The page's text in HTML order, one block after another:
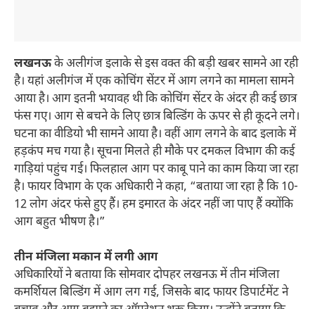
लखनऊके अलीगंज इलाके से इस वक्त की बड़ी खबर सामने आ रही
है। यहां अलीगंज में एक कोचिंग सेंटर में आग लगने का मामला सामने
आया है। आग इतनी भयावह थी कि कोचिंग सेंटर के अंदर ही कई छात्र
फंस गए। आग से बचने के लिए छात्र बिल्डिंग के ऊपर से ही कूदने लगे।
घटना का वीडियो भी सामने आया है। वहीं आग लगने के बाद इलाके में
हड़कंप मच गया है। सूचना मिलते ही मौके पर दमकल विभाग की कई
गाड़ियां पहुंच गई। फिलहाल आग पर काबू पाने का काम किया जा रहा
है। फायर विभाग के एक अधिकारी ने कहा, “बताया जा रहा है कि 10-
12 लोग अंदर फंसे हुए हैं। हम इमारत के अंदर नहीं जा पाए हैं क्योंकि
आग बहुत भीषण है।”
तीन मंजिला मकान में लगी आग
अधिकारियों ने बताया कि सोमवार दोपहर लखनऊ में तीन मंजिला
कमर्शियल बिल्डिंग में आग लग गई, जिसके बाद फायर डिपार्टमेंट ने